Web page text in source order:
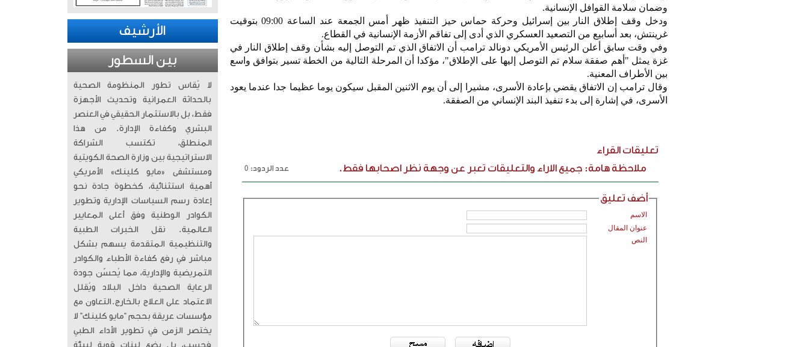
وضمان سلامة القوافل الإنسانية.
ودخل وقف إطلاق النار بين إسرائيل وحركة حماس حيز التنفيذ ظهر أمس الجمعة عند الساعة 09:00 بتوقيت
غرينتش، بعد أسابيع من التصعيد العسكري الذي أدى إلى تفاقم الأزمة الإنسانية في القطاع.
وفي وقت سابق أعلن الرئيس الأمريكي دونالد ترامب أن الاتفاق الذي تم التوصل إليه بشأن وقف إطلاق النار في
غزة يمثل "أهم صفقة سلام تم التوصل إليها على الإطلاق"، مؤكدا أن المرحلة التالية من الخطة تسير بتوافق واسع
بين الأطراف المعنية.
وقال ترامب إن الاتفاق يقضي بإعادة الأسرى، مشيرا إلى أن يوم الاثنين المقبل سيكون يوما عظيما جدا عندما يعود
الأسرى، في إشارة إلى بدء تنفيذ البند الإنساني من الصفقة.
تعليقات القراء
ملاحظة هامة: جميع الاراء والتعليقات تعبر عن وجهة نظر اصحابها فقط.
عدد الردود: 0
أضف تعليق
الاسم
عنوان المقال
النص
الأرشيف
بين السطور
لا يُقاس تطور المنظومة الصحية
بالحداثة العمرانية وتحديث الأجهزة
فقط، بل بالاستثمار الحقيقي في العنصر
البشري وكفاءة الإدارة. من هذا
المنطلق، تكتسب الشراكة
الاستراتيجية بين وزارة الصحة الكويتية
ومستشفى «مايو كلينك» الأمريكي
أهمية استثنائية، كخطوة جادة نحو
إعادة رسم السياسات الإدارية وتطوير
الكوادر الوطنية وفق أعلى المعايير
العالمية. ​ نقل الخبرات الطبية
والتنظيمية المتقدمة يسهم بشكل
مباشر في رفع كفاءة الأطباء والكوادر
التمريضية والإدارية، مما يُحسّن جودة
الرعاية الصحية داخل البلاد ويُقلل
الاعتماد على العلاج بالخارج. ​التعاون مع
مؤسسات عريقة بحجم “مايو كلينك” لا
يختصر الزمن في تطوير الأداء الطبي